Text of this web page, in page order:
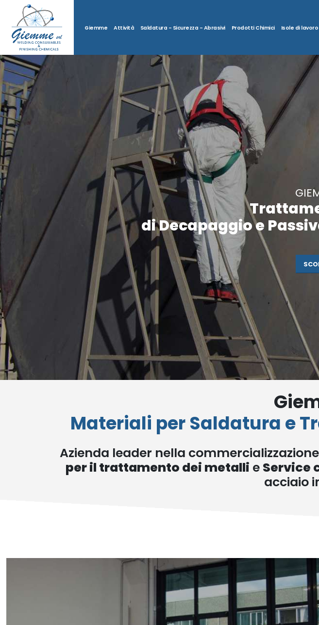
Giemme Attività Saldatura - Sicurezza - Abrasivi Prodotti Chimici Isole di
di Decapaggio e
Materiali per Saldatura e
Azienda leader nella
per il trattamento dei metalli e Service
acciaio